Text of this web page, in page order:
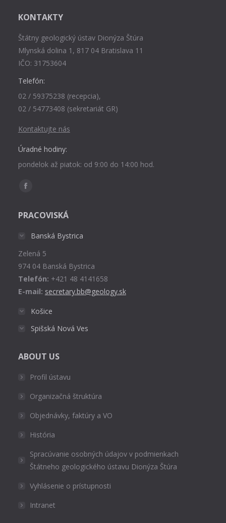
KONTAKTY
Štátny geologický ústav Dionýza Štúra
Mlynská dolina 1, 817 04 Bratislava 11
IČO: 31753604
Telefón:
02 / 59375238 (recepcia),
02 / 54773408 (sekretariát GR)
Kontaktujte nás
Úradné hodiny:
pondelok až piatok: od 9:00 do 14:00 hod.
Find us on:
Facebook
opens
window
PRACOVISKÁ
Banská Bystrica
Zelená 5
974 04 Banská Bystrica
Telefón: +421 48 4141658
E-mail: secretary.bb@geology.sk
Košice
Spišská Nová Ves
ABOUT US
Profil ústavu
Organizačná štruktúra
Objednávky, faktúry a VO
História
Spracúvanie osobných údajov v podmienkach
Štátneho geologického ústavu Dionýza Štúra
Vyhlásenie o prístupnosti
Intranet